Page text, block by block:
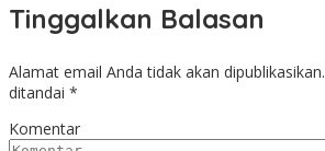
Tinggalkan Balasan
Alamat email Anda tidak akan dipublikasikan.
ditandai *
Komentar